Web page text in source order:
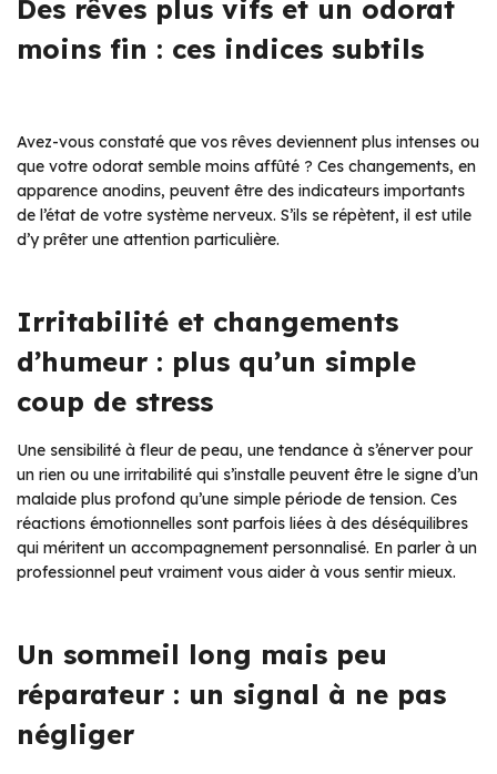
Des rêves plus vifs et un odorat
moins fin : ces indices subtils
Avez-vous constaté que vos rêves deviennent plus intenses ou
que votre odorat semble moins affûté ? Ces changements, en
apparence anodins, peuvent être des indicateurs importants
de l’état de votre système nerveux. S’ils se répètent, il est utile
d’y prêter une attention particulière.
Irritabilité et changements
d’humeur : plus qu’un simple
coup de stress
Une sensibilité à fleur de peau, une tendance à s’énerver pour
un rien ou une irritabilité qui s’installe peuvent être le signe d’un
malaide plus profond qu’une simple période de tension. Ces
réactions émotionnelles sont parfois liées à des déséquilibres
qui méritent un accompagnement personnalisé. En parler à un
professionnel peut vraiment vous aider à vous sentir mieux.
Un sommeil long mais peu
réparateur : un signal à ne pas
négliger